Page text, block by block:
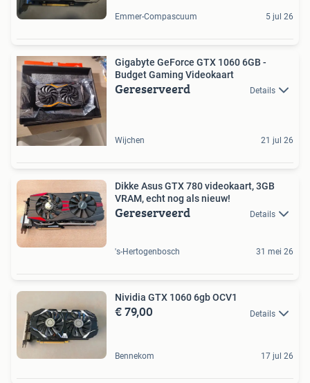
Emmer-Compascuum 5 jul 26
Gigabyte GeForce GTX 1060 6GB -
Budget Gaming Videokaart
Gereserveerd Details
Wijchen 21 jul 26
Dikke Asus GTX 780 videokaart, 3GB
VRAM, echt nog als nieuw!
Gereserveerd Details
's-Hertogenbosch 31 mei 26
Nividia GTX 1060 6gb OCV1
€ 79,00 Details
Bennekom 17 jul 26